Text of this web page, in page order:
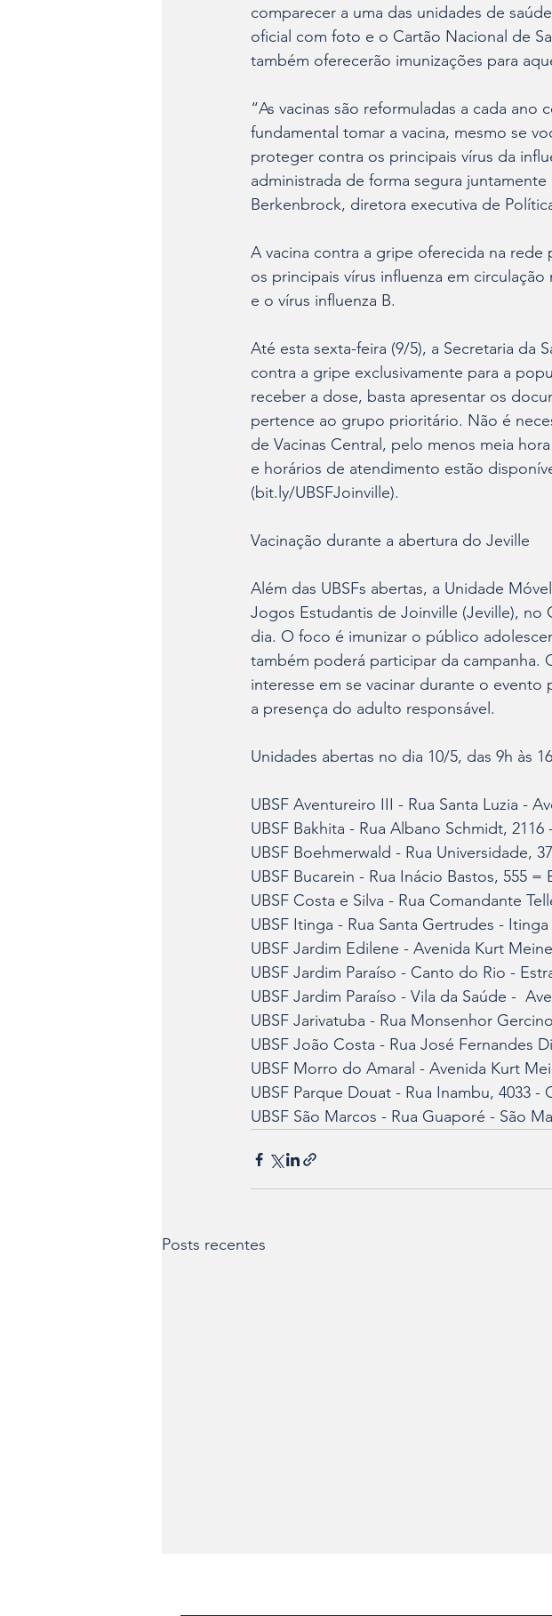
comparecer a uma das unidades de
oficial com foto e o Cartão Nacional de
também oferecerão imunizações para
“As vacinas são reformuladas a cada
fundamental tomar a vacina, mesmo se
proteger contra os principais vírus da
administrada de forma segura
Berkenbrock, diretora executiva de
A vacina contra a gripe oferecida na
os principais vírus influenza em
e o vírus influenza B.
Até esta sexta-feira (9/5), a Secretaria da
contra a gripe exclusivamente para a
receber a dose, basta apresentar os
pertence ao grupo prioritário. Não é
de Vacinas Central, pelo menos meia
e horários de atendimento estão
(bit.ly/UBSFJoinville).
Vacinação durante a abertura do Jeville
Além das UBSFs abertas, a Unidade
Jogos Estudantis de Joinville (Jeville), no
dia. O foco é imunizar o público
também poderá participar da
interesse em se vacinar durante o
a presença do adulto responsável.
Unidades abertas no dia 10/5, das 9h às
UBSF Aventureiro III - Rua Santa Luzia -
UBSF Bakhita - Rua Albano Schmidt, 2116
UBSF Boehmerwald - Rua Universidade,
UBSF Bucarein - Rua Inácio Bastos, 555 =
UBSF Costa e Silva - Rua Comandante
UBSF Itinga - Rua Santa Gertrudes - Itinga
UBSF Jardim Edilene - Avenida Kurt
UBSF Jardim Paraíso - Canto do Rio -
UBSF Jardim Paraíso - Vila da Saúde -
UBSF Jarivatuba - Rua Monsenhor
UBSF João Costa - Rua José Fernandes
UBSF Morro do Amaral - Avenida Kurt
UBSF Parque Douat - Rua Inambu, 4033 -
UBSF São Marcos - Rua Guaporé - São
Posts recentes